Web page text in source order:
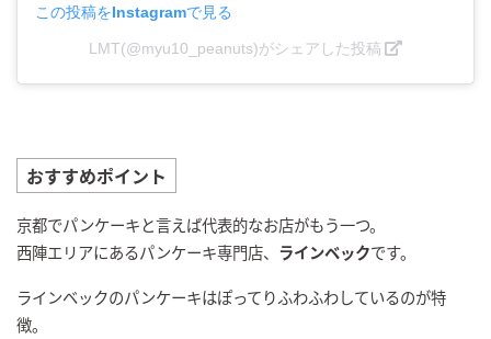
この投稿をInstagramで見る
LMT(@myu10_peanuts)がシェアした投稿
おすすめポイント
京都でパンケーキと言えば代表的なお店がもう一つ。
西陣エリアにあるパンケーキ専門店、 ラインベックです。
ラインベックのパンケーキはぽってりふわふわしているのが特
徴。